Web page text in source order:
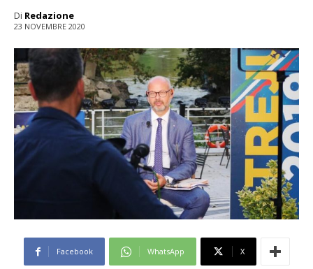
Di Redazione
23 NOVEMBRE 2020
Facebook WhatsApp X